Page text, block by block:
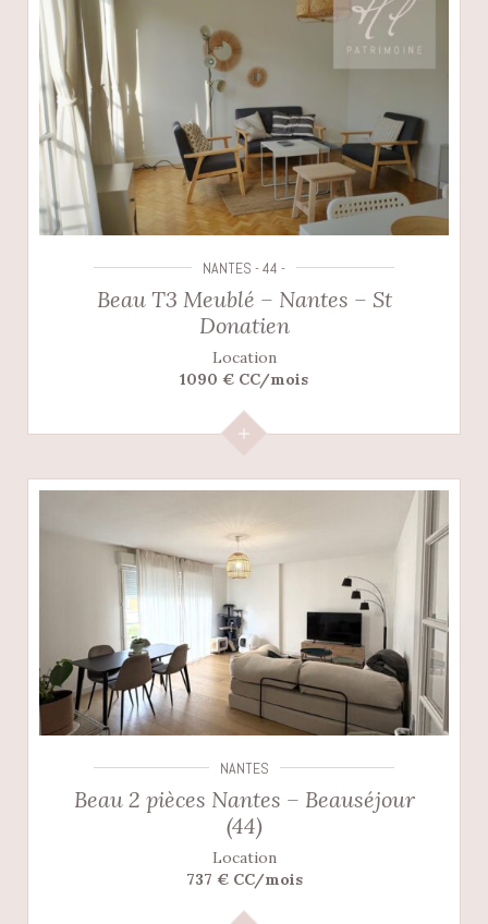
NANTES - 44 -
Beau T3 Meublé – Nantes – St
Donatien
Location
1090 € CC/mois
NANTES
Beau 2 pièces Nantes – Beauséjour
(44)
Location
737 € CC/mois